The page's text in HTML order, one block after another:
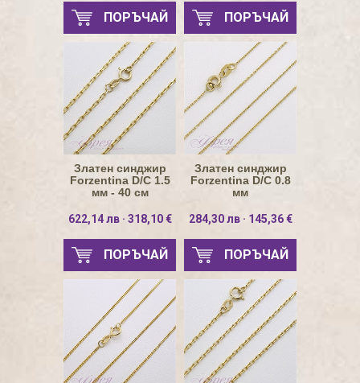
ПОРЪЧАЙ ПОРЪЧАЙ
Златен синджир
Forzentina D/C 1.5
мм - 40 см
622,14 лв · 318,10 €
ПОРЪЧАЙ
Златен синджир
Forzentina D/C 0.8
мм
284,30 лв · 145,36 €
ПОРЪЧАЙ